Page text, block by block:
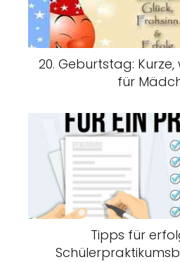
20. Geburtstag:
für
Tipps für